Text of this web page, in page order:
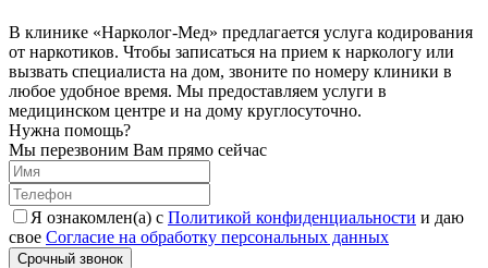
В клинике «Нарколог-Мед» предлагается услуга кодирования
от наркотиков. Чтобы записаться на прием к наркологу или
вызвать специалиста на дом, звоните по номеру клиники в
любое удобное время. Мы предоставляем услуги в
медицинском центре и на дому круглосуточно.
Нужна помощь?
Мы перезвоним Вам прямо сейчас
Я ознакомлен(а) с Политикой конфиденциальности и даю
свое Согласие на обработку персональных данных
Срочный звонок